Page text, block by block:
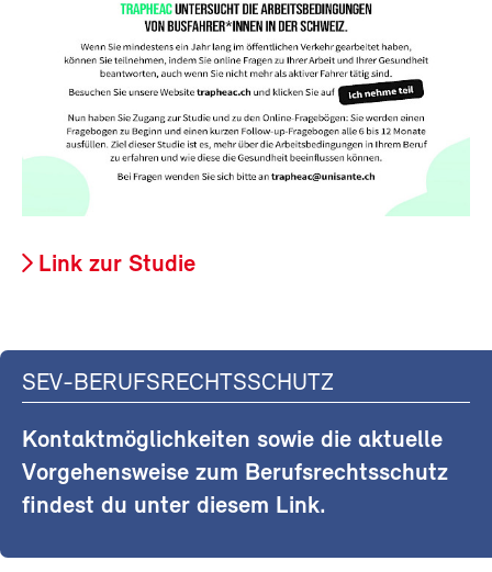
Link zur Studie
SEV-BERUFSRECHTSSCHUTZ
Kontaktmöglichkeiten sowie die aktuelle
Vorgehensweise zum Berufsrechtsschutz
findest du unter diesem Link.